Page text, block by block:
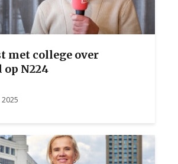
met college over
N224